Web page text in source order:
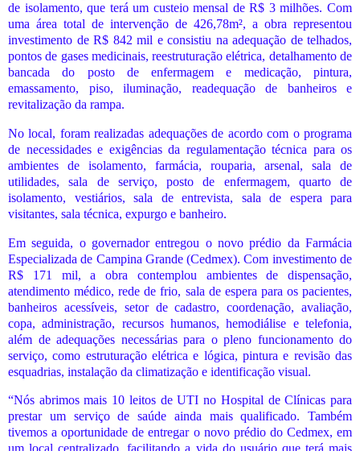
de isolamento, que terá um custeio mensal de R$ 3 milhões. Com
uma área total de intervenção de 426,78m², a obra representou
investimento de R$ 842 mil e consistiu na adequação de telhados,
pontos de gases medicinais, reestruturação elétrica, detalhamento de
bancada do posto de enfermagem e medicação, pintura,
emassamento, piso, iluminação, readequação de banheiros e
revitalização da rampa.
No local, foram realizadas adequações de acordo com o programa
de necessidades e exigências da regulamentação técnica para os
ambientes de isolamento, farmácia, rouparia, arsenal, sala de
utilidades, sala de serviço, posto de enfermagem, quarto de
isolamento, vestiários, sala de entrevista, sala de espera para
visitantes, sala técnica, expurgo e banheiro.
Em seguida, o governador entregou o novo prédio da Farmácia
Especializada de Campina Grande (Cedmex). Com investimento de
R$ 171 mil, a obra contemplou ambientes de dispensação,
atendimento médico, rede de frio, sala de espera para os pacientes,
banheiros acessíveis, setor de cadastro, coordenação, avaliação,
copa, administração, recursos humanos, hemodiálise e telefonia,
além de adequações necessárias para o pleno funcionamento do
serviço, como estruturação elétrica e lógica, pintura e revisão das
esquadrias, instalação da climatização e identificação visual.
“Nós abrimos mais 10 leitos de UTI no Hospital de Clínicas para
prestar um serviço de saúde ainda mais qualificado. Também
tivemos a oportunidade de entregar o novo prédio do Cedmex, em